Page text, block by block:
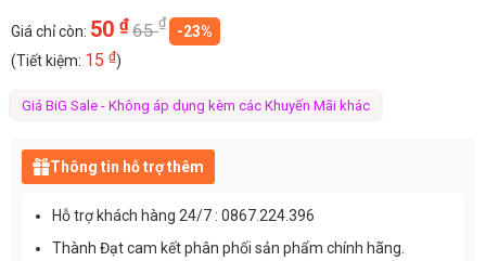
Giá chỉ còn: 50 ₫65₫
-23%
(Tiết kiệm: 15 ₫)
Giá BiG Sale - Không áp dụng kèm các Khuyến Mãi khác
Thông tin hỗ trợ thêm
Hỗ trợ khách hàng 24/7 : 0867.224.396
Thành Đạt cam kết phân phối sản phẩm chính hãng.